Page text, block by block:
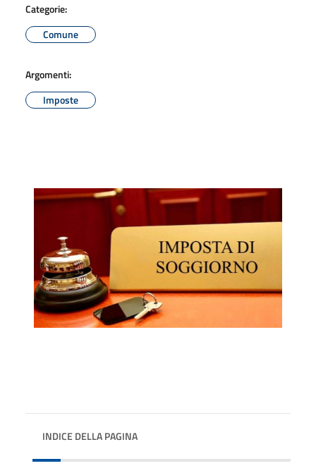
Categorie:
Comune
Argomenti:
Imposte
INDICE DELLA PAGINA